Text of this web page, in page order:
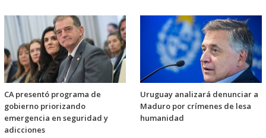
CA presentó programa de
gobierno priorizando
emergencia en seguridad y
adicciones
Uruguay analizará denunciar a
Maduro por crímenes de lesa
humanidad